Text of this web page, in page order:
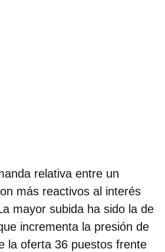
relativa entre un
más reactivos al interés
mayor subida ha sido la de
incrementa la presión de
la oferta 36 puestos frente